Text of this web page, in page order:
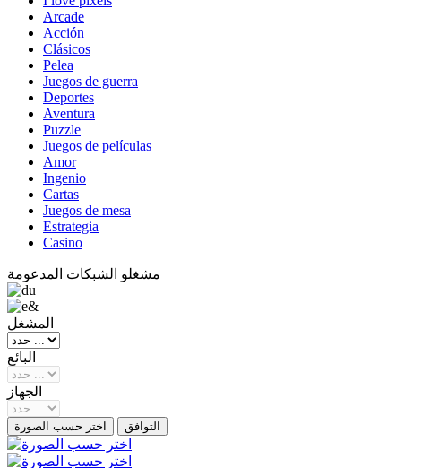
Arcade
Acción
Clásicos
Pelea
Juegos de guerra
Deportes
Aventura
Puzzle
Juegos de películas
Amor
Ingenio
Cartas
Juegos de mesa
Estrategia
Casino
مشغلو الشبكات المدعومة
المشغل
البائع
الجهاز